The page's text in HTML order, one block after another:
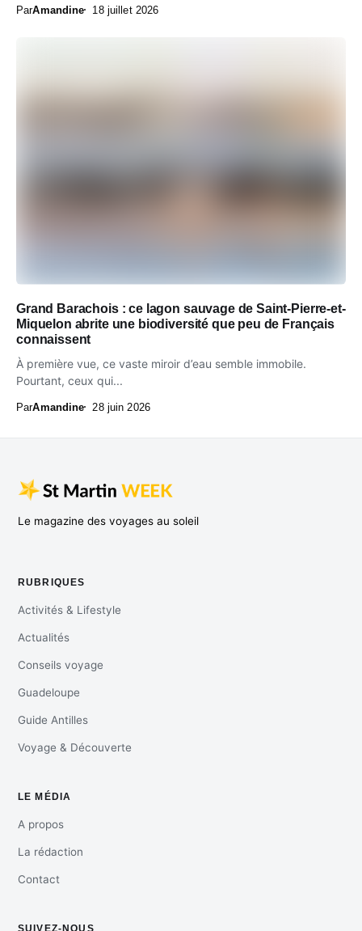
ParAmandine 18 juillet 2026
Grand Barachois : ce lagon sauvage de Saint-Pierre-et-
Miquelon abrite une biodiversité que peu de Français
connaissent
À première vue, ce vaste miroir d’eau semble immobile.
Pourtant, ceux qui...
ParAmandine 28 juin 2026
Le magazine des voyages au soleil
RUBRIQUES
Activités & Lifestyle
Actualités
Conseils voyage
Guadeloupe
Guide Antilles
Voyage & Découverte
LE MÉDIA
A propos
La rédaction
Contact
SUIVEZ-NOUS